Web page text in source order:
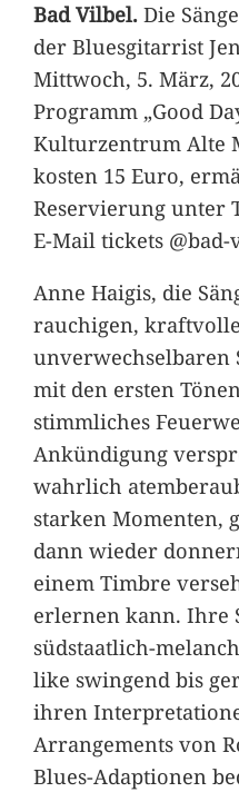
Bad Vilbel.Die
der Bluesgitarrist
Mittwoch, 5. März,
Programm „Good
Kulturzentrum Alte
kosten 15 Euro,
Reservierung unter
E-Mail tickets
Anne Haigis, die
rauchigen,
unverwechselbaren
mit den ersten
stimmliches
Ankündigung
wahrlich
starken Momenten,
dann wieder
einem Timbre
erlernen kann. Ihre
südstaatlich-
like swingend bis
ihren
Arrangements von
Blues-Adaptionen